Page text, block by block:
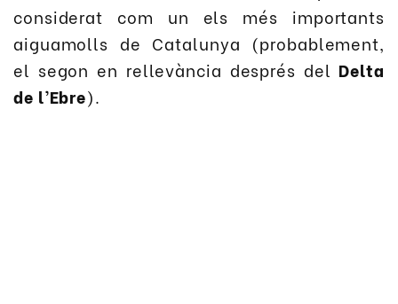
considerat com un els més importants
aiguamolls de Catalunya (probablement,
el segon en rellevància després del Delta
de l’Ebre).